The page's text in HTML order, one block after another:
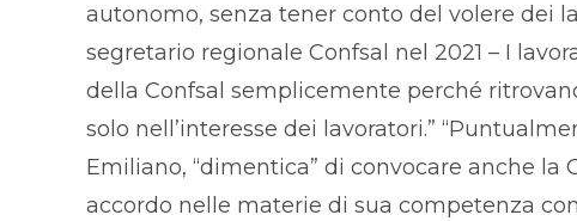
autonomo, senza tener conto del volere dei
segretario regionale Confsal nel 2021 – I
della Confsal semplicemente perché
solo nell’interesse dei lavoratori.”
Emiliano, “dimentica” di convocare anche
accordo nelle materie di sua competenza